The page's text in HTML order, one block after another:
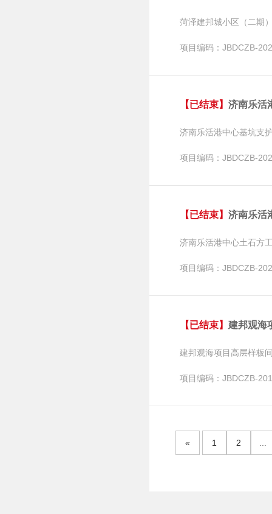
菏泽建邦城小区（二期
项目编码：JBDCZB-
【已结束】 济南乐活
济南乐活港中心基坑支
项目编码：JBDCZB-
【已结束】 济南乐活
济南乐活港中心土石方
项目编码：JBDCZB-
【已结束】 建邦观海
建邦观海项目高层样板
项目编码：JBDCZB-
« 1 2